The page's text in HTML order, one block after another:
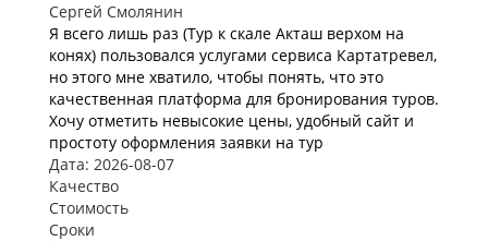
Сергей Смолянин
Я всего лишь раз (Тур к скале Акташ верхом на
конях) пользовался услугами сервиса Картатревел,
но этого мне хватило, чтобы понять, что это
качественная платформа для бронирования туров.
Хочу отметить невысокие цены, удобный сайт и
простоту оформления заявки на тур
Дата: 2026-08-07
Качество
Стоимость
Сроки